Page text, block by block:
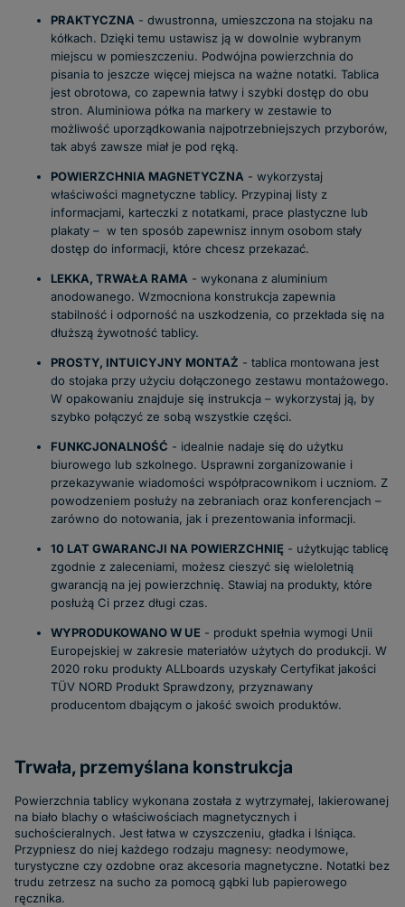
PRAKTYCZNA - dwustronna, umieszczona na stojaku na
kółkach. Dzięki temu ustawisz ją w dowolnie wybranym
miejscu w pomieszczeniu. Podwójna powierzchnia do
pisania to jeszcze więcej miejsca na ważne notatki. Tablica
jest obrotowa, co zapewnia łatwy i szybki dostęp do obu
stron. Aluminiowa półka na markery w zestawie to
możliwość uporządkowania najpotrzebniejszych przyborów,
tak abyś zawsze miał je pod ręką.
POWIERZCHNIA MAGNETYCZNA - wykorzystaj
właściwości magnetyczne tablicy. Przypinaj listy z
informacjami, karteczki z notatkami, prace plastyczne lub
plakaty – w ten sposób zapewnisz innym osobom stały
dostęp do informacji, które chcesz przekazać.
LEKKA, TRWAŁA RAMA - wykonana z aluminium
anodowanego. Wzmocniona konstrukcja zapewnia
stabilność i odporność na uszkodzenia, co przekłada się na
dłuższą żywotność tablicy.
PROSTY, INTUICYJNY MONTAŻ - tablica montowana jest
do stojaka przy użyciu dołączonego zestawu montażowego.
W opakowaniu znajduje się instrukcja – wykorzystaj ją, by
szybko połączyć ze sobą wszystkie części.
FUNKCJONALNOŚĆ - idealnie nadaje się do użytku
biurowego lub szkolnego. Usprawni zorganizowanie i
przekazywanie wiadomości współpracownikom i uczniom. Z
powodzeniem posłuży na zebraniach oraz konferencjach –
zarówno do notowania, jak i prezentowania informacji.
10 LAT GWARANCJI NA POWIERZCHNIĘ - użytkując tablicę
zgodnie z zaleceniami, możesz cieszyć się wieloletnią
gwarancją na jej powierzchnię. Stawiaj na produkty, które
posłużą Ci przez długi czas.
WYPRODUKOWANO W UE - produkt spełnia wymogi Unii
Europejskiej w zakresie materiałów użytych do produkcji. W
2020 roku produkty ALLboards uzyskały Certyfikat jakości
TÜV NORD Produkt Sprawdzony, przyznawany
producentom dbającym o jakość swoich produktów.
Trwała, przemyślana konstrukcja
Powierzchnia tablicy wykonana została z wytrzymałej, lakierowanej
na biało blachy o właściwościach magnetycznych i
suchościeralnych. Jest łatwa w czyszczeniu, gładka i lśniąca.
Przypniesz do niej każdego rodzaju magnesy: neodymowe,
turystyczne czy ozdobne oraz akcesoria magnetyczne. Notatki bez
trudu zetrzesz na sucho za pomocą gąbki lub papierowego
ręcznika.